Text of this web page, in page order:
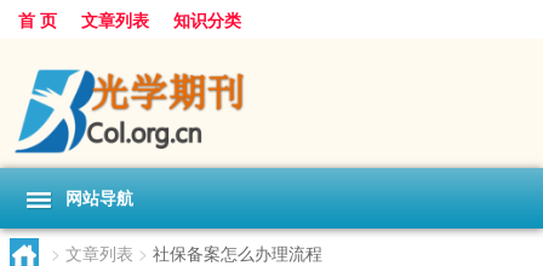
首 页 文章列表 知识分类
网站导航
> 文章列表 > 社保备案怎么办理流程